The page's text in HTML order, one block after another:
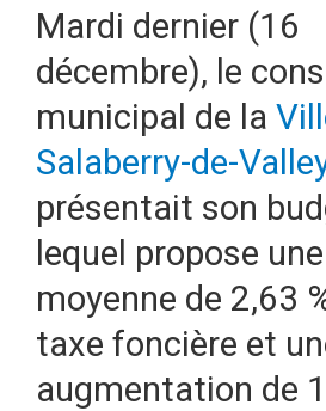
Mardi dernier (16
décembre), le
municipal de la
Salaberry-de-
présentait son
lequel propose
moyenne de 2,63
taxe foncière et
augmentation de